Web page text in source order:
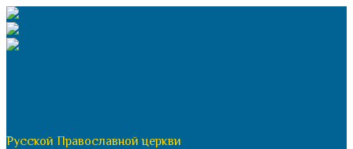
Перейти
к
содержимому
Русской Православной церкви